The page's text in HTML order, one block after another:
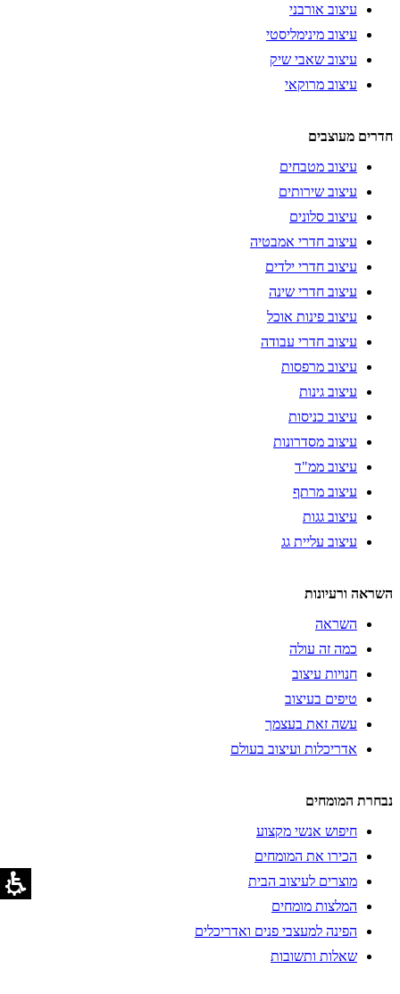
עיצוב אורבני
עיצוב מינימליסטי
עיצוב שאבי שיק
עיצוב מרוקאי
חדרים מעוצבים
עיצוב מטבחים
עיצוב שירותים
עיצוב סלונים
עיצוב חדרי אמבטיה
עיצוב חדרי ילדים
עיצוב חדרי שינה
עיצוב פינות אוכל
עיצוב חדרי עבודה
עיצוב מרפסות
עיצוב גינות
עיצוב כניסות
עיצוב מסדרונות
עיצוב ממ"ד
עיצוב מרתף
עיצוב גגות
עיצוב עליית גג
השראה ורעיונות
השראה
כמה זה עולה
חנויות עיצוב
טיפים בעיצוב
עשה זאת בעצמך
אדריכלות ועיצוב בעולם
נבחרת המומחים
חיפוש אנשי מקצוע
הכירו את המומחים
מוצרים לעיצוב הבית
המלצות מומחים
הפינה למעצבי פנים ואדריכלים
שאלות ותשובות